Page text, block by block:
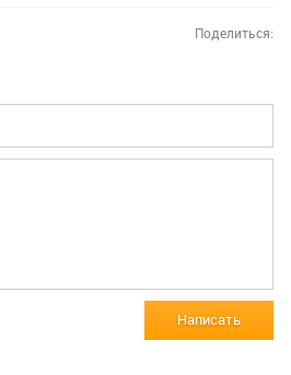
Поделиться:
Написать